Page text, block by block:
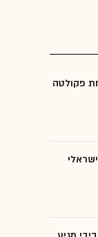
פקולטה